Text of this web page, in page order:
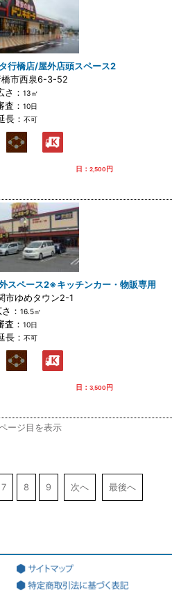
行橋店/屋外店頭スペース2
橋市西泉6-3-52
さ： 13㎡
査： 10日
長： 不可
日： 2,500円
スペース2※キッチンカー・物販専用
市ゆめタウン2-1
： 16.5㎡
査： 10日
長： 不可
日： 3,500 円
ージ目を表示
7 8 9 次へ 最後へ